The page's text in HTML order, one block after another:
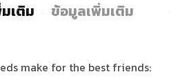
เติม ข้อมูลเพิ่มเติม
make for the best friends: